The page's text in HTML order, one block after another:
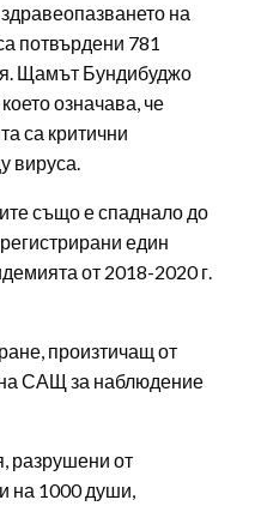
на
потвърдени 781
Щамът Бундибуджо
означава, че
са критични
вируса.
също е спаднало до
един
от 2018-2020 г.
произтичащ от
на САЩ за наблюдение
разрушени от
на 1000 души,